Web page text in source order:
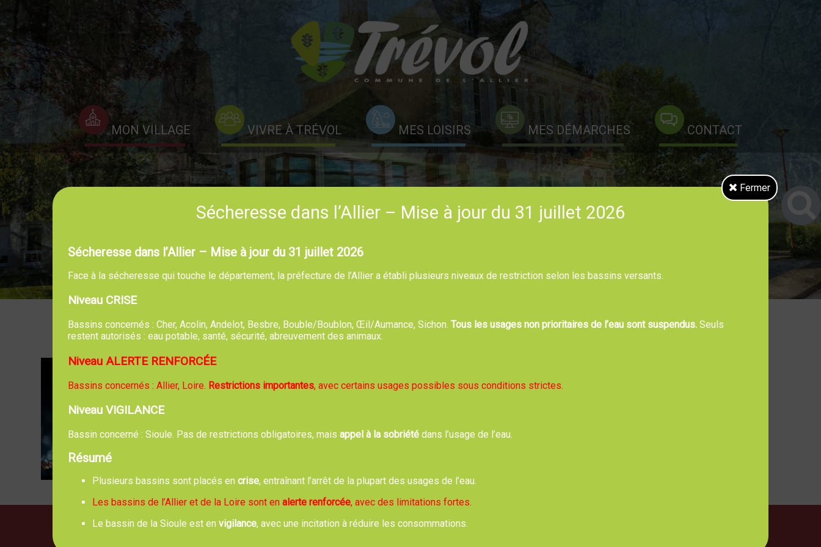
MON VILLAGE VIVRE À TRÉVOL MES LOISIRS MES DÉMARCHES CONTACT
Voeux de la Municipalité à 19h
Fermer
Sécheresse dans l’Allier – Mise à jour du 31 juillet 2026
Sécheresse dans l’Allier – Mise à jour du 31 juillet 2026
Face à la sécheresse qui touche le département, la préfecture de l’Allier a établi plusieurs niveaux de restriction selon les bassins versants.
Niveau CRISE
Bassins concernés : Cher, Acolin, Andelot, Besbre, Bouble/Boublon, Œil/Aumance, Sichon. Tous les usages non prioritaires de l’eau sont suspendus.Seuls
restent autorisés : eau potable, santé, sécurité, abreuvement des animaux.
Niveau ALERTE RENFORCÉE
Bassins concernés : Allier, Loire. Restrictions importantes, avec certains usages possibles sous conditions strictes.
Niveau VIGILANCE
Bassin concerné : Sioule. Pas de restrictions obligatoires, mais appel à la sobriétédans l’usage de l’eau.
Résumé
Plusieurs bassins sont placés en crise, entraînant l’arrêt de la plupart des usages de l’eau.
Les bassins de l’Allier et de la Loire sont en alerte renforcée, avec des limitations fortes.
Le bassin de la Sioule est en vigilance, avec une incitation à réduire les consommations.